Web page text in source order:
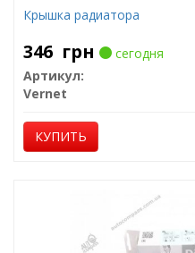
Крышка радиатора
346 грн
сегодня
Артикул:
Vernet
КУПИТЬ